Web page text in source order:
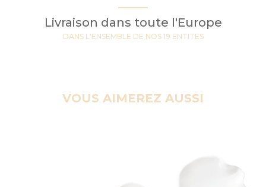
Livraison dans toute l'Europe
DANS L'ENSEMBLE DE NOS 19 ENTITES
VOUS AIMEREZ AUSSI